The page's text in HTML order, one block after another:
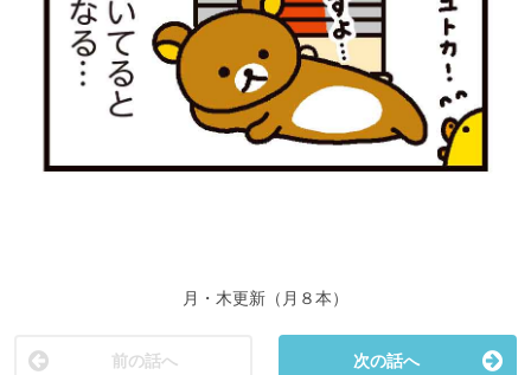
月・木更新（月８本）
前の話へ 次の話へ